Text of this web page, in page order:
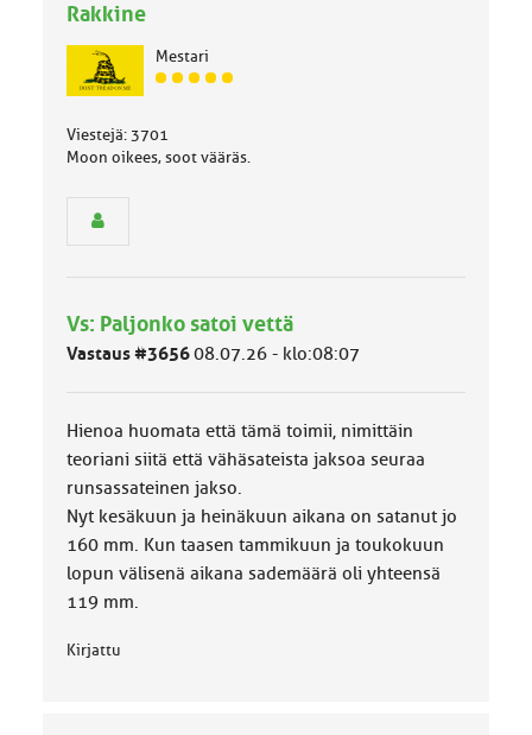
Rakkine
Mestari
J
s
e
u
o
Viestejä: 3701
Moon oikees, soot vääräs.
Vs: Paljonko satoi vettä
Vastaus #365608.07.26 - klo:08:07
Hienoa huomata että tämä toimii, nimittäin
teoriani siitä että vähäsateista jaksoa seuraa
runsassateinen jakso.
Nyt kesäkuun ja heinäkuun aikana on satanut jo
160 mm. Kun taasen tammikuun ja toukokuun
lopun välisenä aikana sademäärä oli yhteensä
119 mm.
Kirjattu